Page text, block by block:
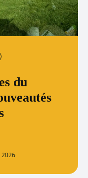
du
2026